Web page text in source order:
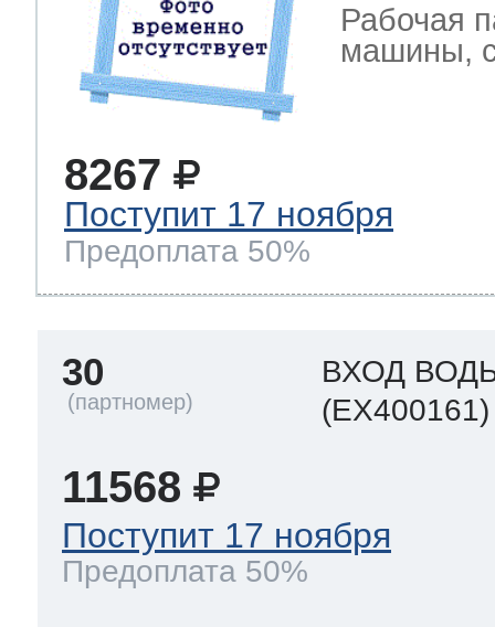
Рабочая
машины,
8267
Поступит 17 ноября
Предоплата 50%
30
ВХОД
(EX400161)
11568
Поступит 17 ноября
Предоплата 50%